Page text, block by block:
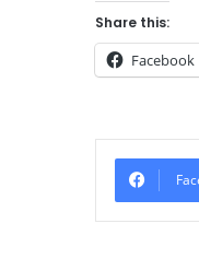
Share this:
Facebook